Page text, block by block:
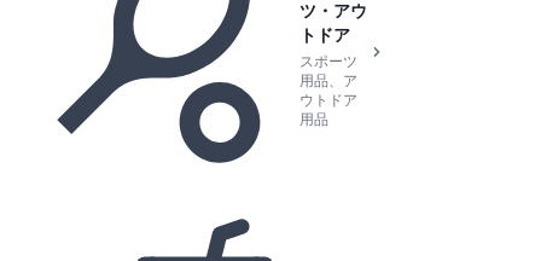
ツ・アウ
トドア
スポーツ
用品、ア
ウトドア
用品